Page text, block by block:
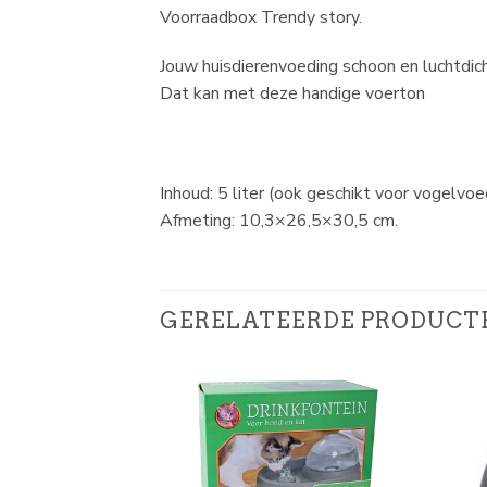
Voorraadbox Trendy story.
Jouw huisdierenvoeding schoon en
Dat kan met deze handige voerton
Inhoud: 5 liter (ook geschikt voor
Afmeting: 10,3×26,5×30,5 cm.
GERELATEERDE